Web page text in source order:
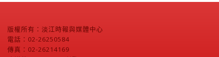
版權所有：淡江時報與媒體中心
電話：02-26250584
傳真：02-26214169